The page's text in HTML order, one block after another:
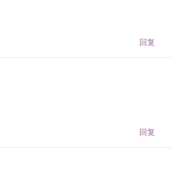
回复
回复